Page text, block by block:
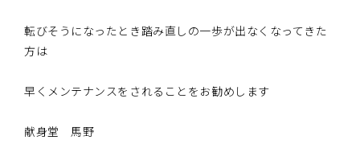
転びそうになったとき踏み直しの一歩が出なくなってきた
方は
早くメンテナンスをされることをお勧めします
献身堂 馬野